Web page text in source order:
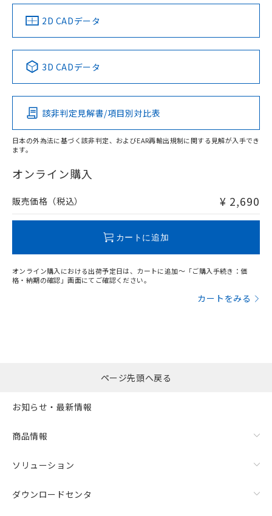
中国 RoHS 注意事項・凡例
Pb Hg Cd Cr(VI)
O
在庫等で未対応品が混在する可能性があります。
問い合わせください。
2D CADデータ
3D CADデータ
該非判定見解書/項目別対比表
日本の外為法に基づく該非判定、およびEAR再輸出規制に関する見解が入手でき
ます。
オンライン購入
販売価格（税込） ¥ 2,690
カートに追加
オンライン購入における出荷予定日は、カートに追加～「ご購入手続き：価
格・納期の確認」画面にてご確認ください。
カートをみる
ページ先頭へ戻る
お知らせ・最新情報
商品情報
ソリューション
ダウンロードセンタ